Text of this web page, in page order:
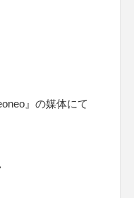
』の媒体にて